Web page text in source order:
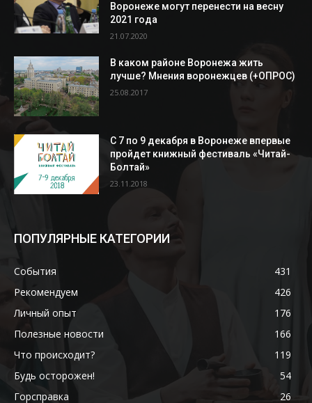
Воронеже могут перенести на весну
2021 года
21.07.2020
В каком районе Воронежа жить
лучше? Мнения воронежцев (+ОПРОС)
25.08.2017
С 7 по 9 декабря в Воронеже впервые
пройдет книжный фестиваль «Читай-
Болтай»
23.11.2018
ПОПУЛЯРНЫЕ КАТЕГОРИИ
События
431
Рекомендуем
426
Личный опыт
176
Полезные новости
166
Что происходит?
119
Будь осторожен!
54
Горсправка
26